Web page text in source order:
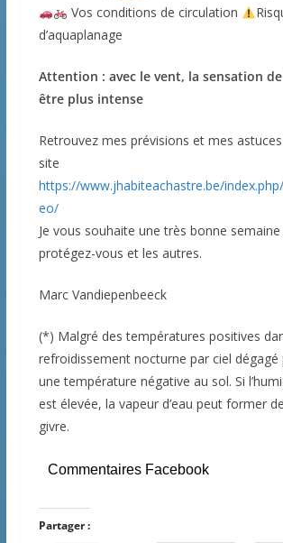
Vos conditions de circulation
d’aquaplanage
Attention : avec le vent, la sensation
être plus intense
Retrouvez mes prévisions et mes
site
https://www.jhabiteachastre.be/
eo/
Je vous souhaite une très bonne
protégez-vous et les autres.
Marc Vandiepenbeeck
(*) Malgré des températures positives
refroidissement nocturne par ciel
une température négative au sol. Si
est élevée, la vapeur d’eau peut former
givre.
Commentaires Facebook
Partager :